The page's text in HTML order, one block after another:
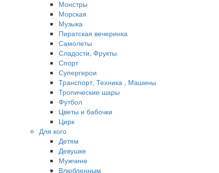
Монстры
Морская
Музыка
Пиратская вечеринка
Самолеты
Сладости, Фрукты
Спорт
Супергерои
Транспорт, Техника , Машины
Тропические шары
Футбол
Цветы и бабочки
Цирк
Для кого
Детям
Девушке
Мужчине
Влюбленным